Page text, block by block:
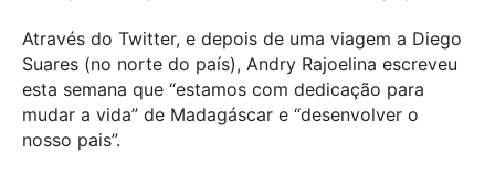
Através do Twitter, e depois de uma viagem a Diego
Suares (no norte do país), Andry Rajoelina escreveu
esta semana que “estamos com dedicação para
mudar a vida” de Madagáscar e “desenvolver o
nosso pais”.